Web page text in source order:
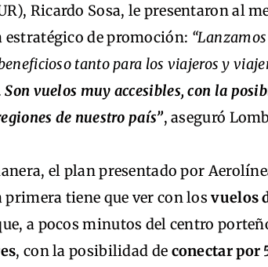
Ricardo Sosa, le presentaron al
estratégico de promoción:
tanto para los viajeros y
Son vuelos muy accesibles, con la
de nuestro país”, aseguró
el plan presentado por
primera tiene que ver con losvuelos
a pocos minutos del centro
, con la posibilidad de conectar por